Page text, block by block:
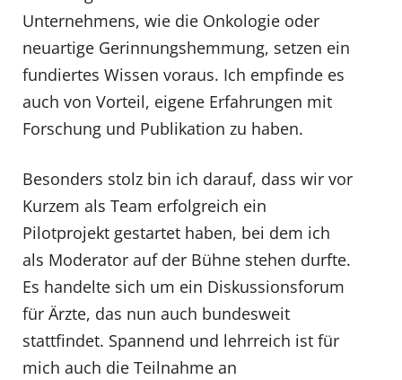
Unternehmens, wie die Onkologie oder
neuartige Gerinnungshemmung, setzen ein
fundiertes Wissen voraus. Ich empfinde es
auch von Vorteil, eigene Erfahrungen mit
Forschung und Publikation zu haben.
Besonders stolz bin ich darauf, dass wir vor
Kurzem als Team erfolgreich ein
Pilotprojekt gestartet haben, bei dem ich
als Moderator auf der Bühne stehen durfte.
Es handelte sich um ein Diskussionsforum
für Ärzte, das nun auch bundesweit
stattfindet. Spannend und lehrreich ist für
mich auch die Teilnahme an